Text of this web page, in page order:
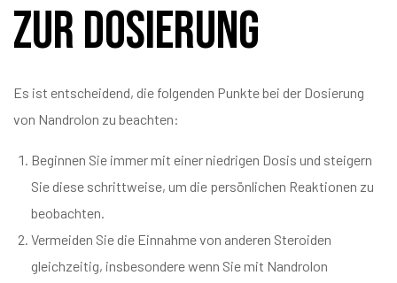
zur Dosierung
Es ist entscheidend, die folgenden Punkte bei der Dosierung
von Nandrolon zu beachten:
Beginnen Sie immer mit einer niedrigen Dosis und steigern
Sie diese schrittweise, um die persönlichen Reaktionen zu
beobachten.
Vermeiden Sie die Einnahme von anderen Steroiden
gleichzeitig, insbesondere wenn Sie mit Nandrolon